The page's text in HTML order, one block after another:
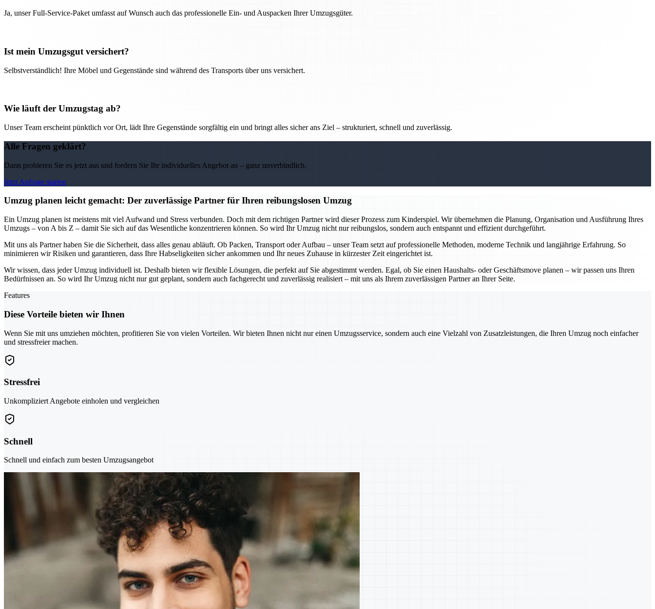
Ja, unser Full-Service-Paket umfasst auf Wunsch auch das professionelle Ein- und Auspacken Ihrer Umzugsgüter.
Ist mein Umzugsgut versichert?
Selbstverständlich! Ihre Möbel und Gegenstände sind während des Transports über uns versichert.
Wie läuft der Umzugstag ab?
Unser Team erscheint pünktlich vor Ort, lädt Ihre Gegenstände sorgfältig ein und bringt alles sicher ans Ziel – strukturiert, schnell und zuverlässig.
Alle Fragen geklärt?
Dann probieren Sie es jetzt aus und fordern Sie Ihr individuelles Angebot an – ganz unverbindlich.
Jetzt Anfrage starten
Umzug planen leicht gemacht: Der zuverlässige Partner für Ihren reibungslosen Umzug
Ein Umzug planen ist meistens mit viel Aufwand und Stress verbunden. Doch mit dem richtigen Partner wird dieser Prozess zum Kinderspiel. Wir übernehmen die Planung, Organisation und Ausführung Ihres
Umzugs – von A bis Z – damit Sie sich auf das Wesentliche konzentrieren können. So wird Ihr Umzug nicht nur reibungslos, sondern auch entspannt und effizient durchgeführt.
Mit uns als Partner haben Sie die Sicherheit, dass alles genau abläuft. Ob Packen, Transport oder Aufbau – unser Team setzt auf professionelle Methoden, moderne Technik und langjährige Erfahrung. So
minimieren wir Risiken und garantieren, dass Ihre Habseligkeiten sicher ankommen und Ihr neues Zuhause in kürzester Zeit eingerichtet ist.
Wir wissen, dass jeder Umzug individuell ist. Deshalb bieten wir flexible Lösungen, die perfekt auf Sie abgestimmt werden. Egal, ob Sie einen Haushalts- oder Geschäftsmove planen – wir passen uns Ihren
Bedürfnissen an. So wird Ihr Umzug nicht nur gut geplant, sondern auch fachgerecht und zuverlässig realisiert – mit uns als Ihrem zuverlässigen Partner an Ihrer Seite.
Features
Diese Vorteile bieten wir Ihnen
Wenn Sie mit uns umziehen möchten, profitieren Sie von vielen Vorteilen. Wir bieten Ihnen nicht nur einen Umzugsservice, sondern auch eine Vielzahl von Zusatzleistungen, die Ihren Umzug noch einfacher
und stressfreier machen.
Stressfrei
Unkompliziert Angebote einholen und vergleichen
Schnell
Schnell und einfach zum besten Umzugsangebot